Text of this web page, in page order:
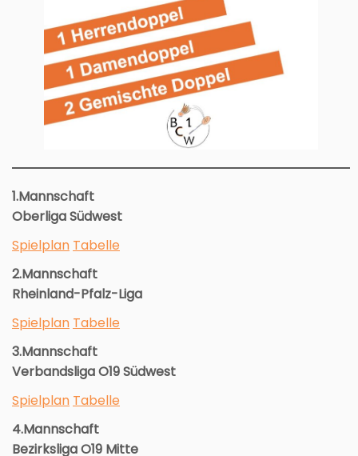
1.Mannschaft
Oberliga Südwest
Spielplan Tabelle
2.Mannschaft
Rheinland-Pfalz-Liga
Spielplan Tabelle
3.Mannschaft
Verbandsliga O19 Südwest
Spielplan Tabelle
4.Mannschaft
Bezirksliga O19 Mitte